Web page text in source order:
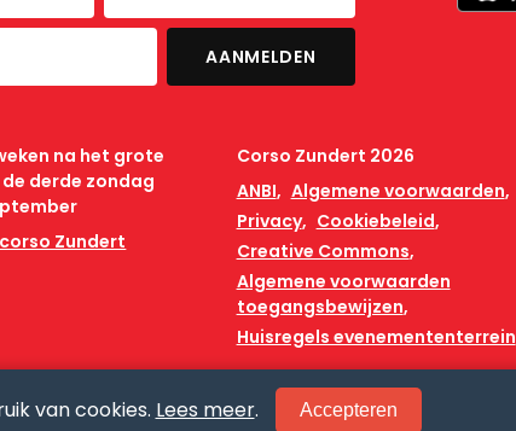
na het grote
derde zondag
Zundert
Corso Zundert 2026
ANBI
Algemene voorwaarden
Privacy
Cookiebeleid
Creative Commons
Algemene voorwaarden
toegangsbewijzen
Huisregels evenemententerrein
van cookies. Lees meer. Accepteren